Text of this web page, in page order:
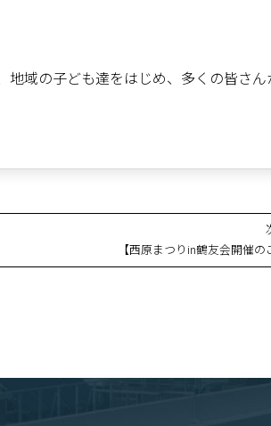
域の子ども達をはじめ、多くの皆さ
【西原まつりin鶴友会開催の